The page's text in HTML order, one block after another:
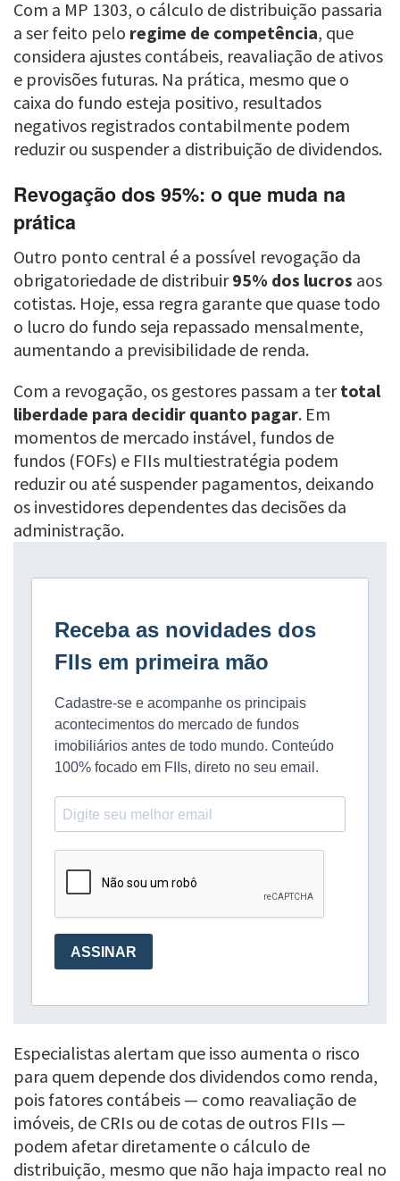
Com a MP 1303, o cálculo de distribuição passaria
a ser feito pelo regime de competência, que
considera ajustes contábeis, reavaliação de ativos
e provisões futuras. Na prática, mesmo que o
caixa do fundo esteja positivo, resultados
negativos registrados contabilmente podem
reduzir ou suspender a distribuição de dividendos.
Revogação dos 95%: o que muda na
prática
Outro ponto central é a possível revogação da
obrigatoriedade de distribuir95% dos lucros aos
cotistas. Hoje, essa regra garante que quase todo
o lucro do fundo seja repassado mensalmente,
aumentando a previsibilidade de renda.
Com a revogação, os gestores passam a tertotal
liberdade para decidir quanto pagar. Em
momentos de mercado instável, fundos de
fundos (FOFs) e FIIs multiestratégia podem
reduzir ou até suspender pagamentos, deixando
os investidores dependentes das decisões da
administração.
Especialistas alertam que isso aumenta o risco
para quem depende dos dividendos como renda,
pois fatores contábeis — como reavaliação de
imóveis, de CRIs ou de cotas de outros FIIs —
podem afetar diretamente o cálculo de
distribuição, mesmo que não haja impacto real no